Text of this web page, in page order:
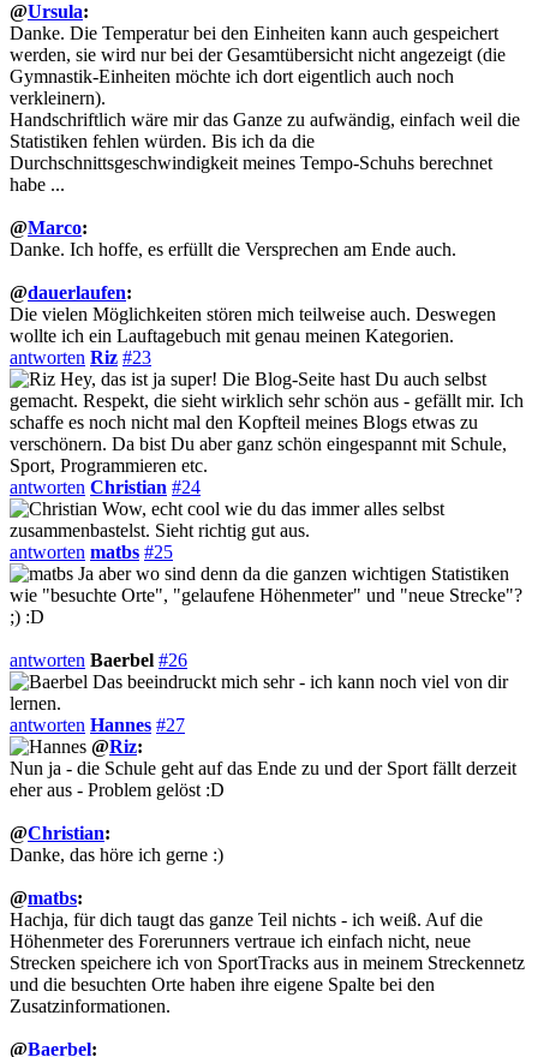
@Ursula:
Danke. Die Temperatur bei den Einheiten kann auch gespeichert
werden, sie wird nur bei der Gesamtübersicht nicht angezeigt (die
Gymnastik-Einheiten möchte ich dort eigentlich auch noch
verkleinern).
Handschriftlich wäre mir das Ganze zu aufwändig, einfach weil die
Statistiken fehlen würden. Bis ich da die
Durchschnittsgeschwindigkeit meines Tempo-Schuhs berechnet
habe ...
@Marco:
Danke. Ich hoffe, es erfüllt die Versprechen am Ende auch.
@dauerlaufen:
Die vielen Möglichkeiten stören mich teilweise auch. Deswegen
wollte ich ein Lauftagebuch mit genau meinen Kategorien.
antworten Riz #23
Hey, das ist ja super! Die Blog-Seite hast Du auch selbst
gemacht. Respekt, die sieht wirklich sehr schön aus - gefällt mir. Ich
schaffe es noch nicht mal den Kopfteil meines Blogs etwas zu
verschönern. Da bist Du aber ganz schön eingespannt mit Schule,
Sport, Programmieren etc.
antworten Christian #24
Wow, echt cool wie du das immer alles selbst
zusammenbastelst. Sieht richtig gut aus.
antworten matbs #25
Ja aber wo sind denn da die ganzen wichtigen Statistiken
wie "besuchte Orte", "gelaufene Höhenmeter" und "neue Strecke"?
;) :D
antworten Baerbel #26
Das beeindruckt mich sehr - ich kann noch viel von dir
lernen.
antworten Hannes #27
@Riz:
Nun ja - die Schule geht auf das Ende zu und der Sport fällt derzeit
eher aus - Problem gelöst :D
@Christian:
Danke, das höre ich gerne :)
@matbs:
Hachja, für dich taugt das ganze Teil nichts - ich weiß. Auf die
Höhenmeter des Forerunners vertraue ich einfach nicht, neue
Strecken speichere ich von SportTracks aus in meinem Streckennetz
und die besuchten Orte haben ihre eigene Spalte bei den
Zusatzinformationen.
@Baerbel: